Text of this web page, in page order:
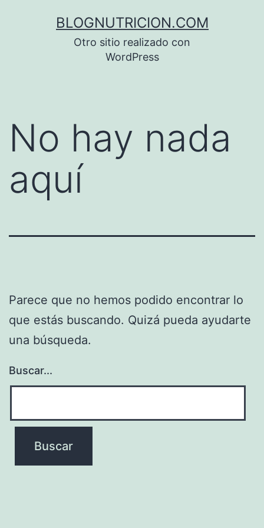
BLOGNUTRICION.COM
Otro sitio realizado con
WordPress
No hay nada
aquí
Parece que no hemos podido encontrar lo
que estás buscando. Quizá pueda ayudarte
una búsqueda.
Buscar...